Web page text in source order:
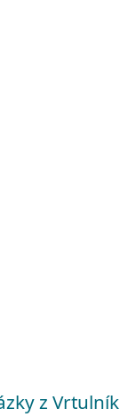
z Vrtulník